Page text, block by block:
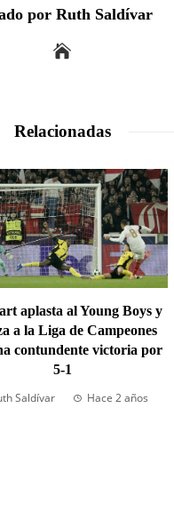
por Ruth Saldívar
Relacionadas
aplasta al Young Boys y
a la Liga de Campeones
contundente victoria por
5-1
Saldívar
Hace 2 años